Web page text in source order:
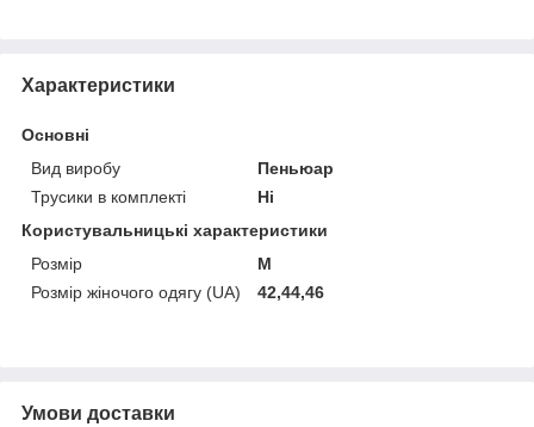
Характеристики
Основні
Вид виробу
Пеньюар
Трусики в комплекті
Ні
Користувальницькі характеристики
Розмір
M
Розмір жіночого одягу (UA)
42,44,46
Умови доставки